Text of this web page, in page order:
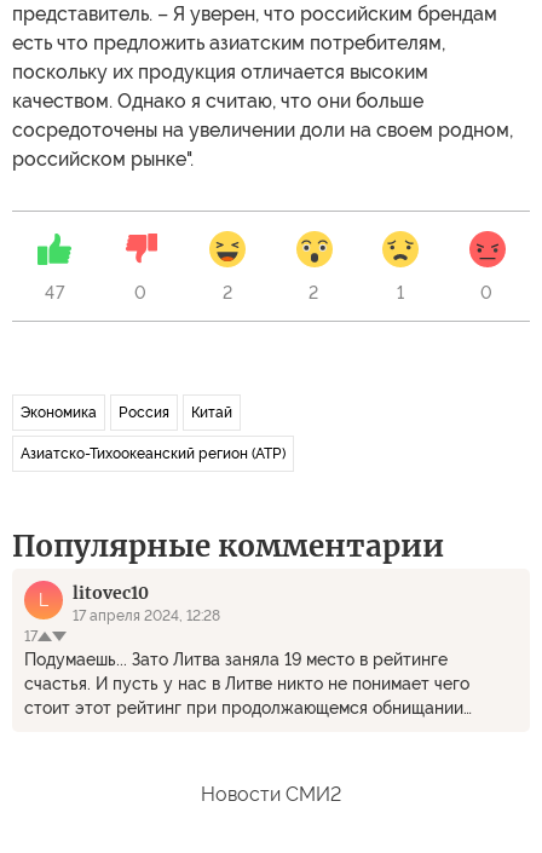
представитель. – Я уверен, что российским брендам
есть что предложить азиатским потребителям,
поскольку их продукция отличается высоким
качеством. Однако я считаю, что они больше
сосредоточены на увеличении доли на своем родном,
российском рынке".
47 0 2 2 1 0
Экономика Россия Китай
Азиатско-Тихоокеанский регион (АТР)
Популярные комментарии
L litоvec10
17 апреля 2024, 12:28
17
Подумаешь... Зато Литва заняла 19 место в рейтинге
счастья. И пусть у нас в Литве никто не понимает чего
стоит этот рейтинг при продолжающемся обнищании
Новости СМИ2